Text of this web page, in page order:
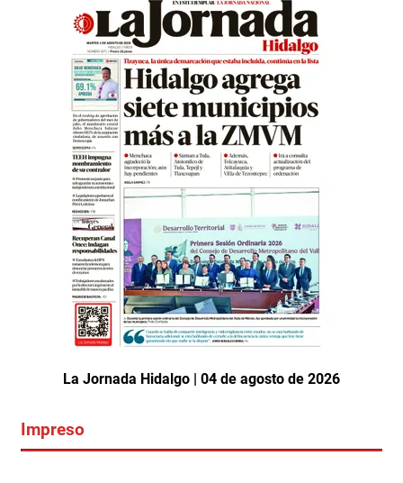
La Jornada Hidalgo | 04 de agosto de 2026
Impreso